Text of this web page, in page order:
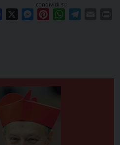
condividi su
Facebook Messenger
PinterestWhatsApp